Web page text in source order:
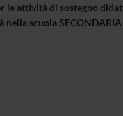
le attività di sostegno
nella scuola